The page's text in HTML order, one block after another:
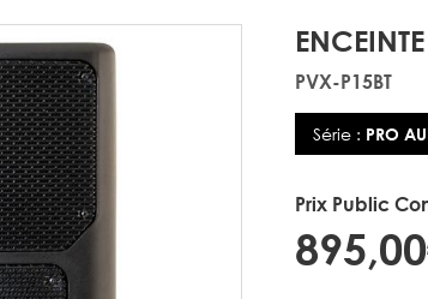
PVX-P15BT
Série : PRO
Prix Public